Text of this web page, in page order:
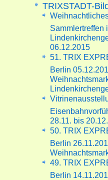
TRIXSTADT-
Sammlertreffen
06.12.2015
51. TRIX
Berlin
28.11. bis
50. TRIX
Berlin
49. TRIX
Berlin